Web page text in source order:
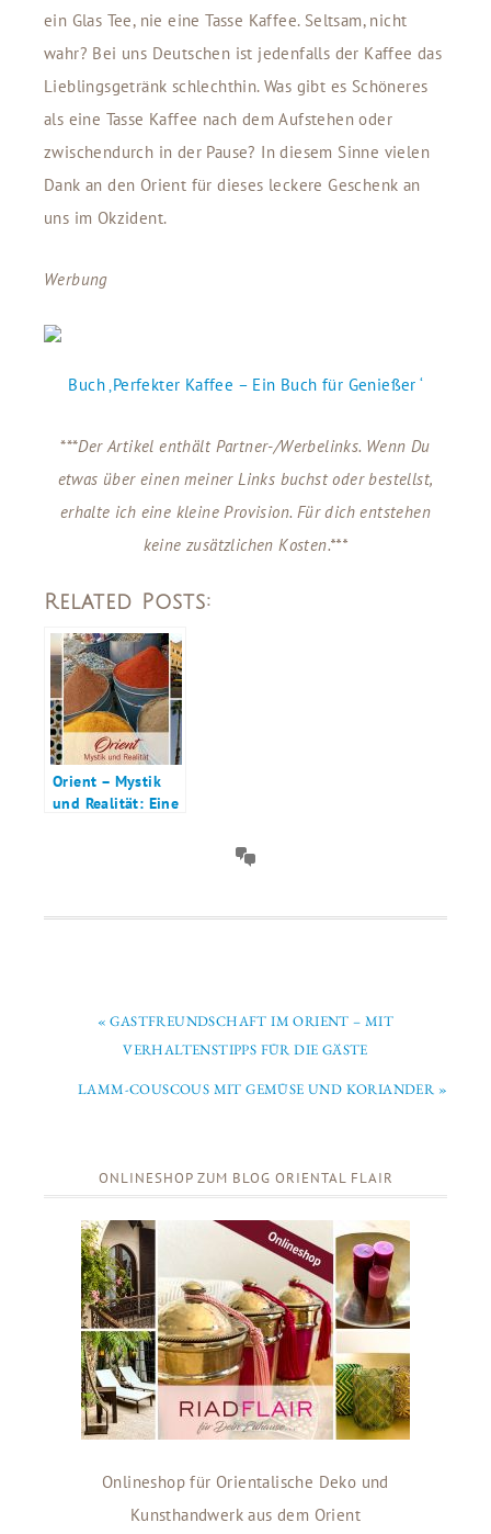
ein Glas Tee, nie eine Tasse Kaffee. Seltsam, nicht
wahr? Bei uns Deutschen ist jedenfalls der Kaffee das
Lieblingsgetränk schlechthin. Was gibt es Schöneres
als eine Tasse Kaffee nach dem Aufstehen oder
zwischendurch in der Pause? In diesem Sinne vielen
Dank an den Orient für dieses leckere Geschenk an
uns im Okzident.
Werbung
Buch ‚Perfekter Kaffee – Ein Buch für Genießer ‘
***Der Artikel enthält Partner-/Werbelinks. Wenn Du
etwas über einen meiner Links buchst oder bestellst,
erhalte ich eine kleine Provision. Für dich entstehen
keine zusätzlichen Kosten.***
Related Posts:
Orient – Mystik
und Realität: Eine
« GASTFREUNDSCHAFT IM ORIENT – MIT
VERHALTENSTIPPS FÜR DIE GÄSTE
LAMM-COUSCOUS MIT GEMÜSE UND KORIANDER »
ONLINESHOP ZUM BLOG ORIENTAL FLAIR
Onlineshop für Orientalische Deko und
Kunsthandwerk aus dem Orient